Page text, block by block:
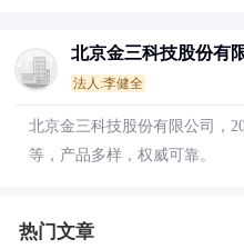
北京金三科技股份有
法人:李健全
北京金三科技股份有限公司，
等，产品多样，权威可靠。
热门文章